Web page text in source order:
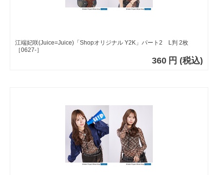
江端妃咲(Juice=Juice)「Shopオリジナル Y2K」パート2 L判 2枚
［0627-］
360 円 (税込)